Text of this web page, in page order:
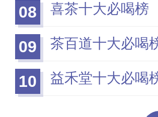
08 喜茶十大必喝榜
09 茶百道十大必喝
10 益禾堂十大必喝